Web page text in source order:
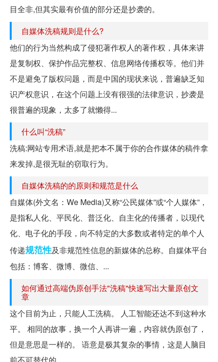
目全非,但其实最有价值的部分还是抄袭的。
自媒体洗稿规则是什么?
他们的行为当然构成了侵犯著作权人的著作权，具体来讲
是复制权、保护作品完整权、信息网络传播权等。他们并
不是避免了版权问题，而是中国的现状来说，普遍缺乏知
识产权意识，在这个问题上没有很强的法律意识，抄袭是
很普遍的现象，太多了就懒得...
什么叫“洗稿”
洗稿:网站专用术语,就是把本不属于你的合作媒体的稿件拿
来发掉,是很无耻的窃取行为。
自媒体洗稿的的原则和规范是什么
自媒体(外文名：We Media)又称“公民媒体”或“个人媒体”，
是指私人化、平民化、普泛化、自主化的传播者，以现代
化、电子化的手段，向不特定的大多数或者特定的单个人
传递规范性及非规范性信息的新媒体的总称。自媒体平台
包括：博客、微博、微信、...
如何通过高端伪原创手法"洗稿"快速写出大量原创文
章
这个目前为止，只能人工洗稿。 人工智能还达不到这种水
平。 相同的故事，换一个人再讲一遍，内容就伪原创了，
但是意思是一样的。 语意是极其复杂的事情，这是人脑目